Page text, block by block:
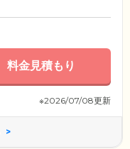
料金見積もり
※2026/07/08更新